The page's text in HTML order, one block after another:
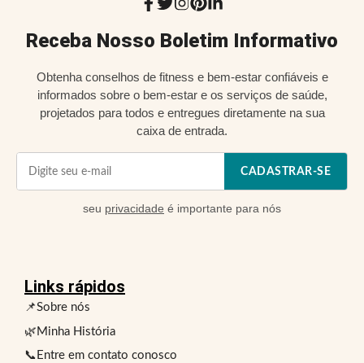
Receba Nosso Boletim Informativo
Obtenha conselhos de fitness e bem-estar confiáveis e
informados sobre o bem-estar e os serviços de saúde,
projetados para todos e entregues diretamente na sua
caixa de entrada.
CADASTRAR-SE
seu privacidade é importante para nós
Links rápidos
📌Sobre nós
🌿Minha História
📞Entre em contato conosco